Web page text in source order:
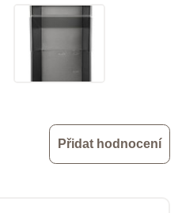
Přidat hodnocení